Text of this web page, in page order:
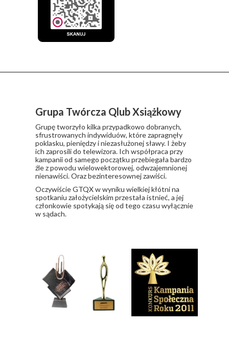
Grupa Twórcza Qlub Xsiążkowy
Grupę tworzyło kilka przypadkowo dobranych,
sfrustrowanych indywiduów, które zapragnęły
poklasku, pieniędzy i niezasłużonej sławy. I żeby
ich zaprosili do telewizora. Ich współpraca przy
kampanii od samego początku przebiegała bardzo
źle z powodu wielowektorowej, odwzajemnionej
nienawiści. Oraz bezinteresownej zawiści.
​Oczywiście GTQX w wyniku wielkiej kłótni na
spotkaniu założycielskim przestała istnieć, a jej
członkowie spotykają się od tego czasu wyłącznie
w sądach.